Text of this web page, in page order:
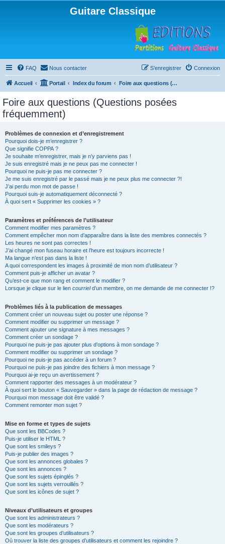
Guitare Classique
FAQ Nous contacter Connexion
S’enregistrer
Accueil Portail Index du forum Foire aux questions (Questions posées fréquemment)
Foire aux questions (Questions posées
fréquemment)
Problèmes de connexion et d’enregistrement
Pourquoi dois-je m’enregistrer ?
Que signifie COPPA ?
Je souhaite m’enregistrer, mais je n’y parviens pas !
Je suis enregistré mais je ne peux pas me connecter !
Pourquoi ne puis-je pas me connecter ?
Je me suis enregistré par le passé mais je ne peux plus me connecter ?!
J’ai perdu mon mot de passe !
Pourquoi suis-je automatiquement déconnecté ?
À quoi sert « Supprimer les cookies » ?
Paramètres et préférences de l’utilisateur
Comment modifier mes paramètres ?
Comment empêcher mon nom d’apparaître dans la liste des membres connectés ?
Les heures ne sont pas correctes !
J’ai changé mon fuseau horaire et l’heure est toujours incorrecte !
Ma langue n’est pas dans la liste !
A quoi correspondent les images à proximité de mon nom d’utilisateur ?
Comment puis-je afficher un avatar ?
Qu’est-ce que mon rang et comment le modifier ?
Lorsque je clique sur le lien courrield’un membre, on me demande de me connecter !?
Problèmes liés à la publication de messages
Comment créer un nouveau sujet ou poster une réponse ?
Comment modifier ou supprimer un message ?
Comment ajouter une signature à mes messages ?
Comment créer un sondage ?
Pourquoi ne puis-je pas ajouter plus d’options à mon sondage ?
Comment modifier ou supprimer un sondage ?
Pourquoi ne puis-je pas accéder à un forum ?
Pourquoi ne puis-je pas joindre des fichiers à mon message ?
Pourquoi ai-je reçu un avertissement ?
Comment rapporter des messages à un modérateur ?
À quoi sert le bouton « Sauvegarder » dans la page de rédaction de message ?
Pourquoi mon message doit être validé ?
Comment remonter mon sujet ?
Mise en forme et types de sujets
Que sont les BBCodes ?
Puis-je utiliser le HTML ?
Que sont les smileys ?
Puis-je publier des images ?
Que sont les annonces globales ?
Que sont les annonces ?
Que sont les sujets épinglés ?
Que sont les sujets verrouillés ?
Que sont les icônes de sujet ?
Niveaux d’utilisateurs et groupes
Que sont les administrateurs ?
Que sont les modérateurs ?
Que sont les groupes d’utilisateurs ?
Où trouver la liste des groupes d’utilisateurs et comment les rejoindre ?